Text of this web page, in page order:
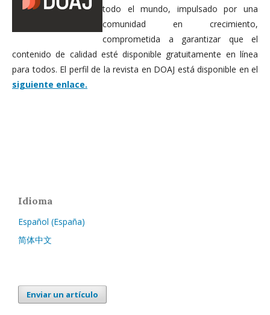
todo el mundo, impulsado por una
comunidad en crecimiento,
comprometida a garantizar que el
contenido de calidad esté disponible gratuitamente en línea
para todos. El perfil de la revista en DOAJ está disponible en el
siguiente enlace.
Idioma
Español (España)
简体中文
Enviar un artículo